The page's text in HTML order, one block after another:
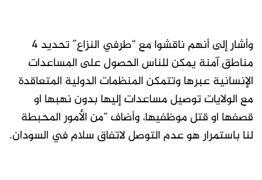
وأشار إلى أنهم ناقشوا مع “طرفي النزاع” تحديد 4
مناطق آمنة يمكن للناس الحصول على المساعدات
الإنسانية عبرها وتتمكن المنظمات الدولية المتعاقدة
مع الولايات توصيل مساعدات إليها بدون نهبها او
قصفها او قتل موظفيها، وأضاف “من الأمور المحبطة
لنا باستمرار هو عدم التوصل لاتفاق سلام في السودان.